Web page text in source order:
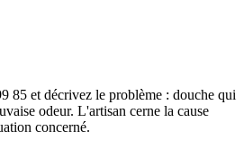
85 et décrivez le problème : douche qui
odeur. L'artisan cerne la cause
concerné.